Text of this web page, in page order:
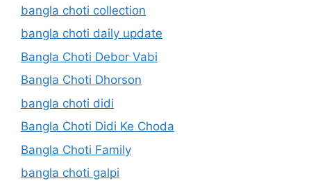
bangla choti collection
bangla choti daily update
Bangla Choti Debor Vabi
Bangla Choti Dhorson
bangla choti didi
Bangla Choti Didi Ke Choda
Bangla Choti Family
bangla choti galpi